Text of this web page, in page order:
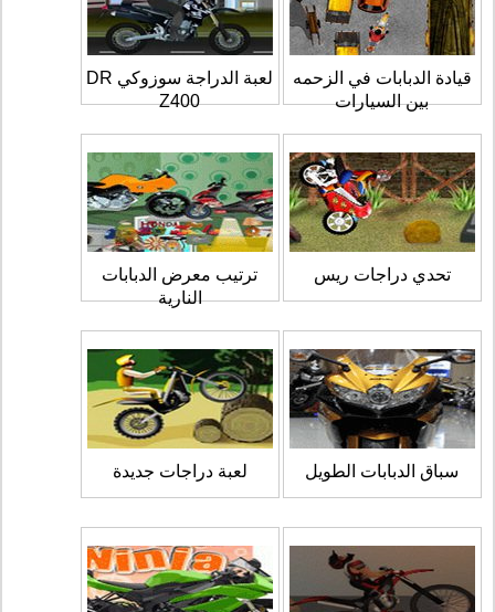
قيادة الدبابات في الزحمه
بين السيارات
لعبة الدراجة سوزوكي DR
Z400
تحدي دراجات ريس
ترتيب معرض الدبابات
النارية
سباق الدبابات الطويل لعبة دراجات جديدة